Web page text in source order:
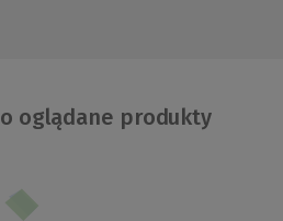
oglądane produkty